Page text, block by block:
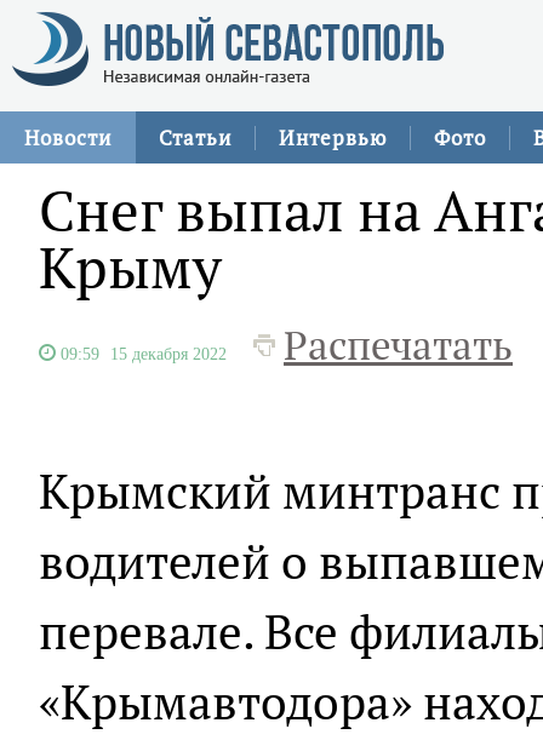
Новости Статьи Интервью Фото
Снег выпал на
Крыму
09:59 15 декабря 2022 Распечатать
Крымский минтранс
водителей о
перевале. Все
«Крымавтодора»